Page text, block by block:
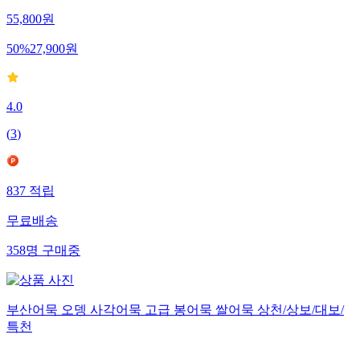
55,800원
50%27,900원
4.0
(3)
837적립
무료배송
358명구매중
부산어묵 오뎅 사각어묵 고급 봉어묵 쌀어묵 상천/상보/대보/
특천